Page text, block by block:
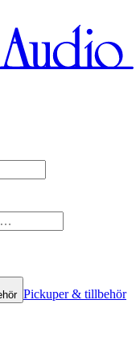
Pickuper & tillbehör